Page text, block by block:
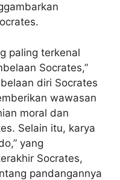
paling terkenal
Socrates,”
diri Socrates
wawasan
moral dan
Selain itu, karya
yang
Socrates,
pandangannya